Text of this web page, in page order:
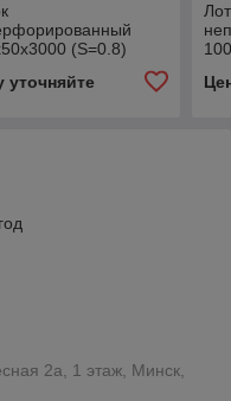
(S=0.8)
уточняйте
2а, 1 этаж, Минск,